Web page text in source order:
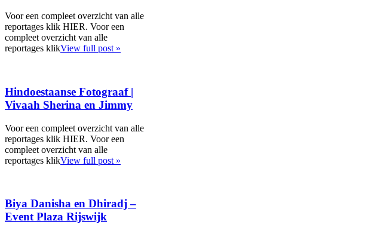
Voor een compleet overzicht van alle
reportages klik HIER. Voor een
compleet overzicht van alle
reportages klikView full post »
Hindoestaanse Fotograaf |
Vivaah Sherina en Jimmy
Voor een compleet overzicht van alle
reportages klik HIER. Voor een
compleet overzicht van alle
reportages klikView full post »
Biya Danisha en Dhiradj –
Event Plaza Rijswijk